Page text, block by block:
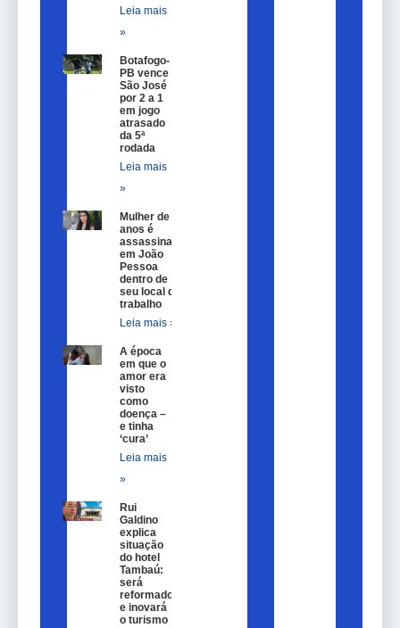
Leia mais
»
Botafogo-
PB vence
São José
por 2 a 1
em jogo
atrasado
da 5ª
rodada
Leia mais
»
Mulher de 25
anos é
assassinada
em João
Pessoa
dentro de
seu local de
trabalho
Leia mais »
A época
em que o
amor era
visto
como
doença –
e tinha
‘cura’
Leia mais
»
Rui
Galdino
explica
situação
do hotel
Tambaú:
será
reformado
e inovará
o turismo